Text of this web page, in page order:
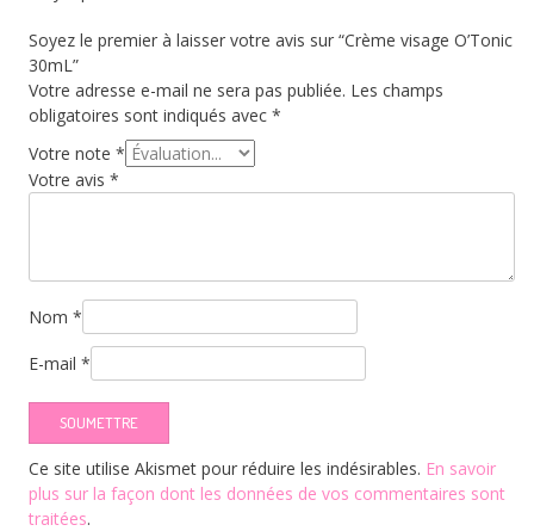
Soyez le premier à laisser votre avis sur “Crème visage O’Tonic
30mL”
Votre adresse e-mail ne sera pas publiée. Les champs
obligatoires sont indiqués avec*
Votre note*
Votre avis*
Nom*
E-mail*
Ce site utilise Akismet pour réduire les indésirables. En savoir
plus sur la façon dont les données de vos commentaires sont
traitées.